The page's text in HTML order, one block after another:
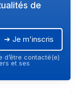
de
➔ Je m'inscris
d’être contacté(e)
et ses